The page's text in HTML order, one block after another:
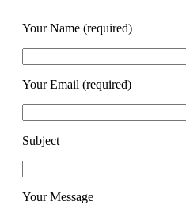
Your Name (required)
Your Email (required)
Subject
Your Message